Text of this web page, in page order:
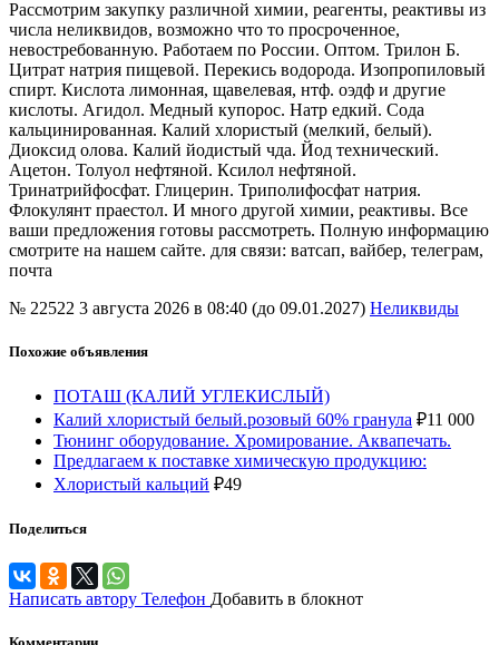
Рассмотрим закупку различной химии, реагенты, реактивы из
числа неликвидов, возможно что то просроченное,
невостребованную. Работаем по России. Оптом. Трилон Б.
Цитрат натрия пищевой. Перекись водорода. Изопропиловый
спирт. Кислота лимонная, щавелевая, нтф. оэдф и другие
кислоты. Агидол. Медный купорос. Натр едкий. Сода
кальцинированная. Калий хлористый (мелкий, белый).
Диоксид олова. Калий йодистый чда. Йод технический.
Ацетон. Толуол нефтяной. Ксилол нефтяной.
Тринатрийфосфат. Глицерин. Триполифосфат натрия.
Флокулянт праестол. И много другой химии, реактивы. Все
ваши предложения готовы рассмотреть. Полную информацию
смотрите на нашем сайте. для связи: ватсап, вайбер, телеграм,
почта
№ 22522 3 августа 2026 в 08:40 (до 09.01.2027) Неликвиды
Похожие объявления
ПОТАШ (КАЛИЙ УГЛЕКИСЛЫЙ)
Калий хлористый белый.розовый 60% гранула ₽11 000
Тюнинг оборудование. Хромирование. Аквапечать.
Предлагаем к поставке химическую продукцию:
Хлористый кальций ₽49
Поделиться
Написать автору Телефон Добавить в блокнот